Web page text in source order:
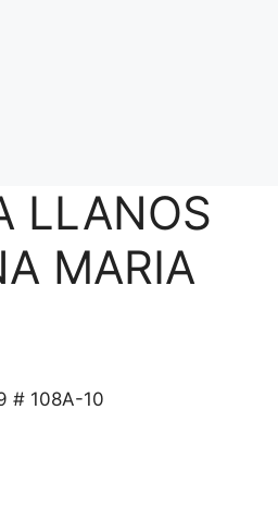
LLANOS
MARIA
# 108A-10